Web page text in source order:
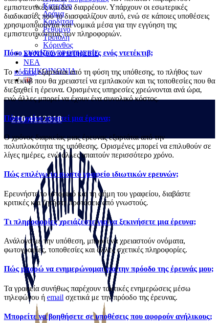
Κατερίνη
Δράμα
Καρδίτσα
Ρέθυμνο
Τρίπολη
Κόρινθος
ΣΥΧΝΕΣ ΕΡΩΤΗΣΕΙΣ
ΝΕΑ
ΕΠΙΚΟΙΝΩΝΙΑ
210 4112318
εμπιστευτικές και δεν διαρρέουν. Υπάρχουν οι εσωτερικές
διαδικασίες που το διασφαλίζουν αυτό, ενώ σε κάποιες υποθέσεις
χρησιμοποιούνται και νομικά μέσα για την εγγύηση της
εμπιστευτικότητας των πληροφοριών.
Πόσο κοστίζουν οι υπηρεσίες ενός ντετέκτιβ;
Το κόστοςεξαρτάται από τη φύση της υπόθεσης, το πλήθος των
ντετέκτιβ που θα χρειαστεί να εμπλακούν και τις τοποθεσίες που θα
διεξαχθεί η έρευνα. Ορισμένες υπηρεσίες χρεώνονται ανά ώρα,
ενώ άλλες μπορεί να έχουν ένα συνολικό κόστος.
Πόσο χρόνο απαιτεί μια έρευνα;
Ο χρόνος διαρκείας μιας έρευνας εξαρτάται από την
πολυπλοκότητα της υπόθεσης. Ορισμένες μπορεί να επιλυθούν σε
λίγες ημέρες, ενώ άλλες απαιτούν περισσότερο χρόνο.
Πώς επιλέγω το σωστό γραφείο ιδιωτικών ερευνών;
Ερευνήστε το ιστορικό και τη φήμη του γραφείου, διαβάστε
κριτικές και ζητήστε προτάσεις από γνωστούς.
Τι πληροφορίες χρειάζεστε για να ξεκινήσετε μια έρευνα;
Ανάλογα με την υπόθεση, μπορεί να χρειαστούν ονόματα,
φωτογραφίες, τοποθεσίες και άλλες σχετικές πληροφορίες.
Πώς μπορώ να ενημερώνομαι για την πρόοδο της έρευνάς μου;
Τα γραφεία συνήθως παρέχουν τακτικές ενημερώσεις μέσω
τηλεφώνου ή email σχετικά με την πρόοδο της έρευνας.
Μπορείτε να βοηθήσετε σε υποθέσεις που αφορούν ανήλικους;